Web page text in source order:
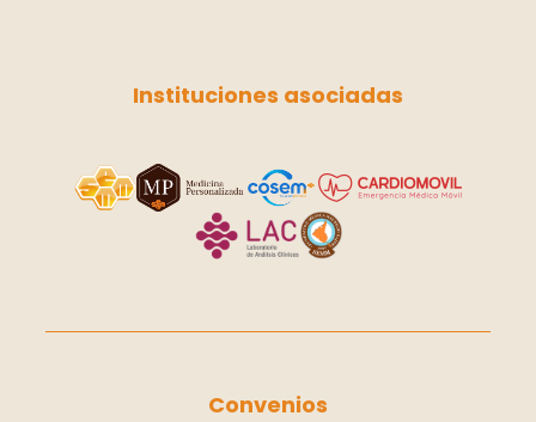
Instituciones asociadas
Convenios